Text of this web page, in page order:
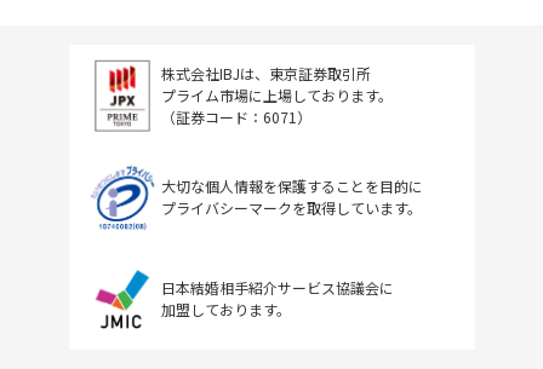
株式会社IBJは、東京証券取引所
プライム市場に上場しております。
（証券コード：6071）
大切な個人情報を保護することを目的に
プライバシーマークを取得しています。
日本結婚相手紹介サービス協議会に
加盟しております。